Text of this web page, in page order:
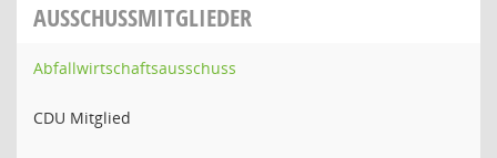
AUSSCHUSSMITGLIEDER
Abfallwirtschaftsausschuss
CDU Mitglied